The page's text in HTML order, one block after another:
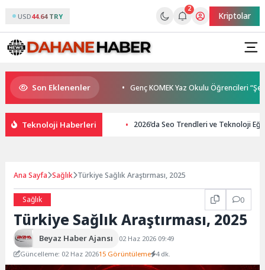
USD44.64 TRY
2
Kriptolar
Son Eklenenler
Buluşuyor Genç KOMEK Yaz Okulu Öğrencileri “Şehrin
Teknoloji Haberleri 2026’da Seo Trendleri ve Teknoloji
Ana Sayfa Sağlık Türkiye Sağlık Araştırması, 2025
Sağlık 0
Türkiye Sağlık Araştırması, 2025
Beyaz Haber Ajansı
02 Haz 2026 09:49
Güncelleme: 02 Haz 202615 Görüntüleme 4 dk.